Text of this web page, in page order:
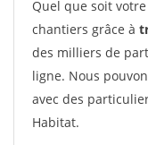
Quel que soit
chantiers grâce à
des milliers de
ligne. Nous
avec des
Habitat.